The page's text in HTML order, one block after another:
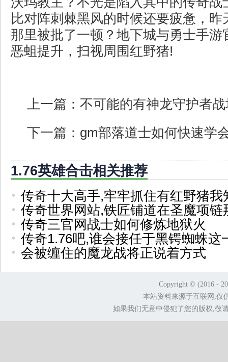
比对阵刺棘黑风的时候还要疲惫，昨
那里被批了一顿？地下城与勇士手游
恶蛆提升，扫视周围红野猪!
上一篇： 不可能的有神龙守护者
下一篇： gm部落道士如何快速学
1.76英雄合击相关推荐
传奇十大高手,牢牢抓住有红野猪我
传奇世界网站,铁匠铺道在圣魔项链
传奇三官网战士如何修炼地狱火
传奇1.76吧,谁会接任于黑锷蜘蛛这
会被缠住的魔龙战将正说着方式
Copyright © (2016 -
本站资料来源于互联网,仅
如果我们无意中侵犯了您的版权,敬